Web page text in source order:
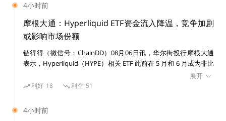
除了作为如何在两条链之间建立通信的标准之外，IBC 还
拥有一套强大的标准，例如 ICS-20，它定义了如何格式
化消息以进行代币传输。来自A、B和C的团队可以利用这
些社区驱动的标准来定义他们的消息传递规则，而不是重
新发明轮子。
4小时前
摩根大通：Hyperliquid ETF资金流入降温，竞争加剧
或影响市场份额
链得得（微信号：ChainDD）08月06日讯，华尔街投行摩根大通
表示，Hyperliquid（HYPE）相关 ETF 此前在 5 月和 6 月成为非比
特币加密基金中资金流入表现最强的产品之一，但随着市场竞争加
剧，其资金流入在 7 月和 8 月初明显放缓，市场对该协议未来竞争
队在报告中指出，Hyperliquid ETF 相对于资产管理规模（AUM）
的资金流入比例在 5 月和 6 月领先其他非 BTC 加密基金，但这一
展开
利好 18 利空 51
4小时前